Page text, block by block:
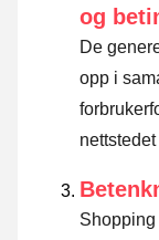
og
De
opp i